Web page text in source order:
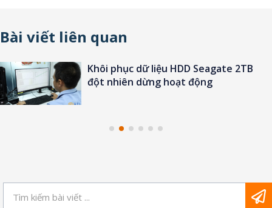
Bài viết liên quan
Khôi phục dữ liệu HDD Seagate 2TB
đột nhiên dừng hoạt động